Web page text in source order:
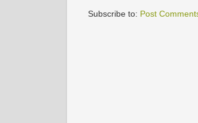
Subscribe to: Post